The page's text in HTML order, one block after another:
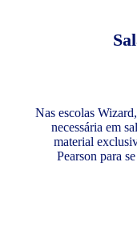
Nas escolas
necessária em
material
Pearson para